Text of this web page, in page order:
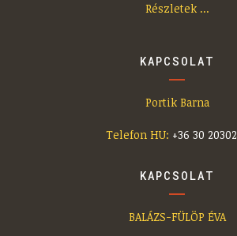
Részletek ...
KAPCSOLAT
Portik Barna
Telefon HU: +36 30
KAPCSOLAT
BALÁZS-FÜLÖP ÉVA